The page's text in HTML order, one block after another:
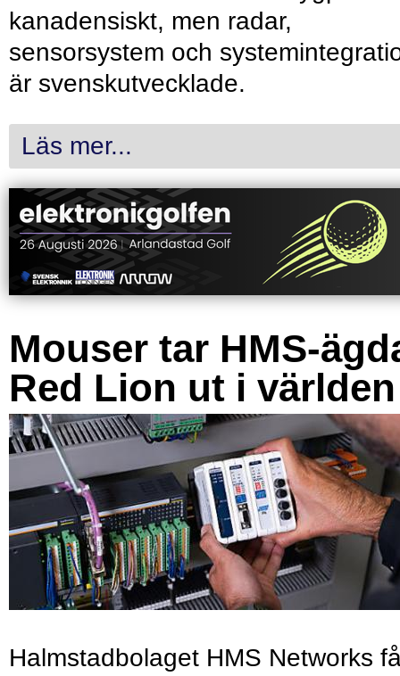
kanadensiskt, men radar,
sensorsystem och
är svenskutvecklade.
Läs mer...
Mouser tar HMS-
Red Lion ut i världen
Halmstadbolaget HMS Networks